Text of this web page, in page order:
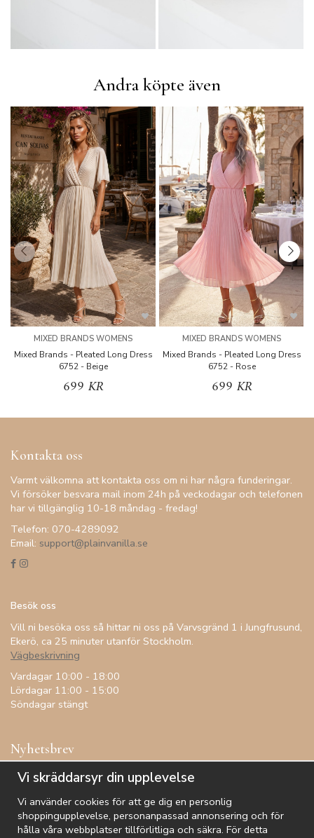
Andra köpte även
MIXED BRANDS WOMENS
Mixed Brands - Pleated Long Dress
6752 - Beige
699 KR
MIXED BRANDS WOMENS
Mixed Brands - Pleated Long Dress
6752 - Rose
699 KR
Kontakta oss
Varmt välkomna att kontakta oss om ni har några funderingar.
Vi försöker besvara mail inom 24h på veckodagar och telefonen
har vi tillgänglig 10-18 måndag - fredag!
Telefon: 070-4289092
Email: support@plainvanilla.se
Besök oss
Vill ni besöka oss så hittar ni oss på Varvsgränd 1 i Jungfrusund,
Ekerö, ca 25 minuter utanför Stockholm.
Vägbeskrivning
Vardagar 10:00 - 18:00
Lördagar 11:00 - 15:00
Söndagar stängt
Nyhetsbrev
Få inspiration, förtur till kampanjer, specialerbjudanden och
Vi skräddarsyr din upplevelse
Vi använder cookies för att ge dig en personlig
shoppingupplevelse, personanpassad annonsering och för
hålla våra webbplatser tillförlitliga och säkra. För detta